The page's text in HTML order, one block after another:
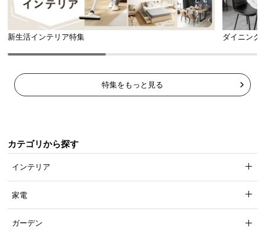
新生活インテリア特集 ダイニング
特集をもっと見る
カテゴリから探す
インテリア
家電
ガーデン